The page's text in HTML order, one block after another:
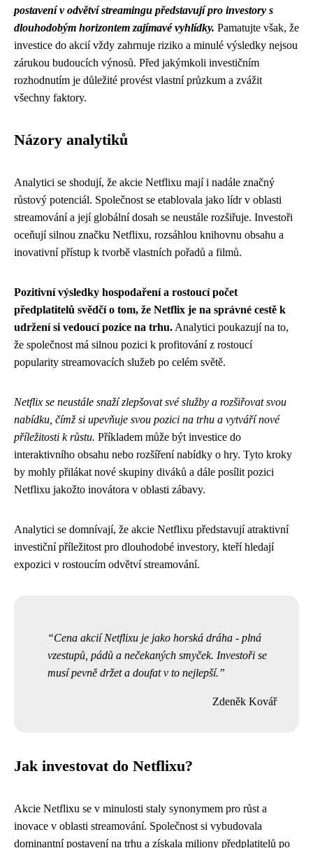
postavení v odvětví streamingu představují pro investory s
dlouhodobým horizontem zajímavé vyhlídky. Pamatujte však, že
investice do akcií vždy zahrnuje riziko a minulé výsledky nejsou
zárukou budoucích výnosů. Před jakýmkoli investičním
rozhodnutím je důležité provést vlastní průzkum a zvážit
všechny faktory.
Názory analytiků
Analytici se shodují, že akcie Netflixu mají i nadále značný
růstový potenciál. Společnost se etablovala jako lídr v oblasti
streamování a její globální dosah se neustále rozšiřuje. Investoři
oceňují silnou značku Netflixu, rozsáhlou knihovnu obsahu a
inovativní přístup k tvorbě vlastních pořadů a filmů.
Pozitivní výsledky hospodaření a rostoucí počet
předplatitelů svědčí o tom, že Netflix je na správné cestě k
udržení si vedoucí pozice na trhu. Analytici poukazují na to,
že společnost má silnou pozici k profitování z rostoucí
popularity streamovacích služeb po celém světě.
Netflix se neustále snaží zlepšovat své služby a rozšiřovat svou
nabídku, čímž si upevňuje svou pozici na trhu a vytváří nové
příležitosti k růstu. Příkladem může být investice do
interaktivního obsahu nebo rozšíření nabídky o hry. Tyto kroky
by mohly přilákat nové skupiny diváků a dále posílit pozici
Netflixu jakožto inovátora v oblasti zábavy.
Analytici se domnívají, že akcie Netflixu představují atraktivní
investiční příležitost pro dlouhodobé investory, kteří hledají
expozici v rostoucím odvětví streamování.
Cena akcií Netflixu je jako horská dráha - plná
vzestupů, pádů a nečekaných smyček. Investoři se
musí pevně držet a doufat v to nejlepší.
Zdeněk Kovář
Jak investovat do Netflixu?
Akcie Netflixu se v minulosti staly synonymem pro růst a
inovace v oblasti streamování. Společnost si vybudovala
dominantní postavení na trhu a získala miliony předplatitelů po